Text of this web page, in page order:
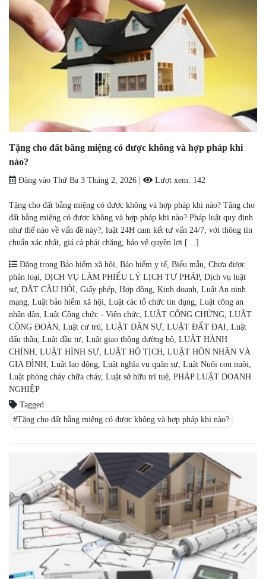
Tặng cho đất bằng miệng có được không và hợp pháp khi
nào?
Đăng vào Thứ Ba 3 Tháng 2, 2026 Lượt xem: 142
Tặng cho đất bằng miệng có được không và hợp pháp khi nào? Tặng cho
đất bằng miệng có được không và hợp pháp khi nào? Pháp luật quy định
như thế nào về vấn đề này?, luật 24H cam kết tư vấn 24/7, với thông tin
chuẩn xác nhất, giá cả phải chăng, bảo vệ quyền lợi […]
Đăng trong Bảo hiểm xã hội, Bảo hiểm y tế, Biểu mẫu, Chưa được
phân loại, DỊCH VỤ LÀM PHIẾU LÝ LỊCH TƯ PHÁP, Dịch vụ luật
sư, ĐẶT CÂU HỎI, Giấy phép, Hợp đồng, Kinh doanh, Luật An ninh
mạng, Luật bảo hiểm xã hội, Luật các tổ chức tín dụng, Luật công an
nhân dân, Luật Công chức - Viên chức, LUẬT CÔNG CHỨNG, LUẬT
CÔNG ĐOÀN, Luật cư trú, LUẬT DÂN SỰ, LUẬT ĐẤT ĐAI, Luật
đấu thầu, Luật đầu tư, Luật giao thông đường bộ, LUẬT HÀNH
CHÍNH, LUẬT HÌNH SỰ, LUẬT HỘ TỊCH, LUẬT HÔN NHÂN VÀ
GIA ĐÌNH, Luật lao động, Luật nghĩa vụ quân sự, Luật Nuôi con nuôi,
Luật phòng cháy chữa cháy, Luật sở hữu trí tuệ, PHÁP LUẬT DOANH
NGHIỆP
Tagged
Tặng cho đất bằng miệng có được không và hợp pháp khi nào?